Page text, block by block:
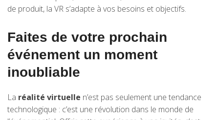
de produit, la VR s’adapte à vos besoins et objectifs.
Faites de votre prochain
événement un moment
inoubliable
La réalité virtuelle n’est pas seulement une tendance
technologique : c’est une révolution dans le monde de